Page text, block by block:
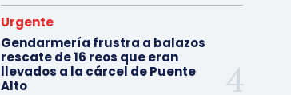
Urgente
Gendarmería frustra a balazos
rescate de 16 reos que eran
llevados a la cárcel de Puente
Alto